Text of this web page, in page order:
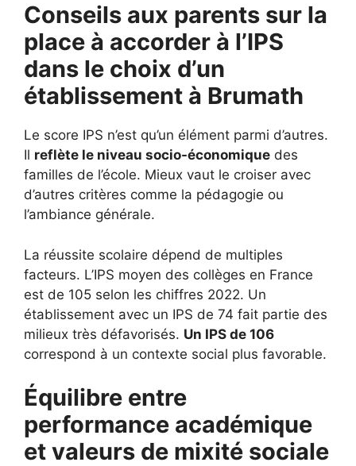
Conseils aux parents sur la
place à accorder à l’IPS
dans le choix d’un
établissement à Brumath
Le score IPS n’est qu’un élément parmi d’autres.
Il reflète le niveau socio-économique des
familles de l’école. Mieux vaut le croiser avec
d’autres critères comme la pédagogie ou
l’ambiance générale.
La réussite scolaire dépend de multiples
facteurs. L’IPS moyen des collèges en France
est de 105 selon les chiffres 2022. Un
établissement avec un IPS de 74 fait partie des
milieux très défavorisés. Un IPS de 106
correspond à un contexte social plus favorable.
Équilibre entre
performance académique
et valeurs de mixité sociale